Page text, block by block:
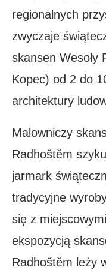
regionalnych
zwyczaje
skansen Wesoły
Kopec) od 2 do
architektury
Malowniczy
Radhoštěm
jarmark
tradycyjne
się z
ekspozycją
Radhoštěm leży